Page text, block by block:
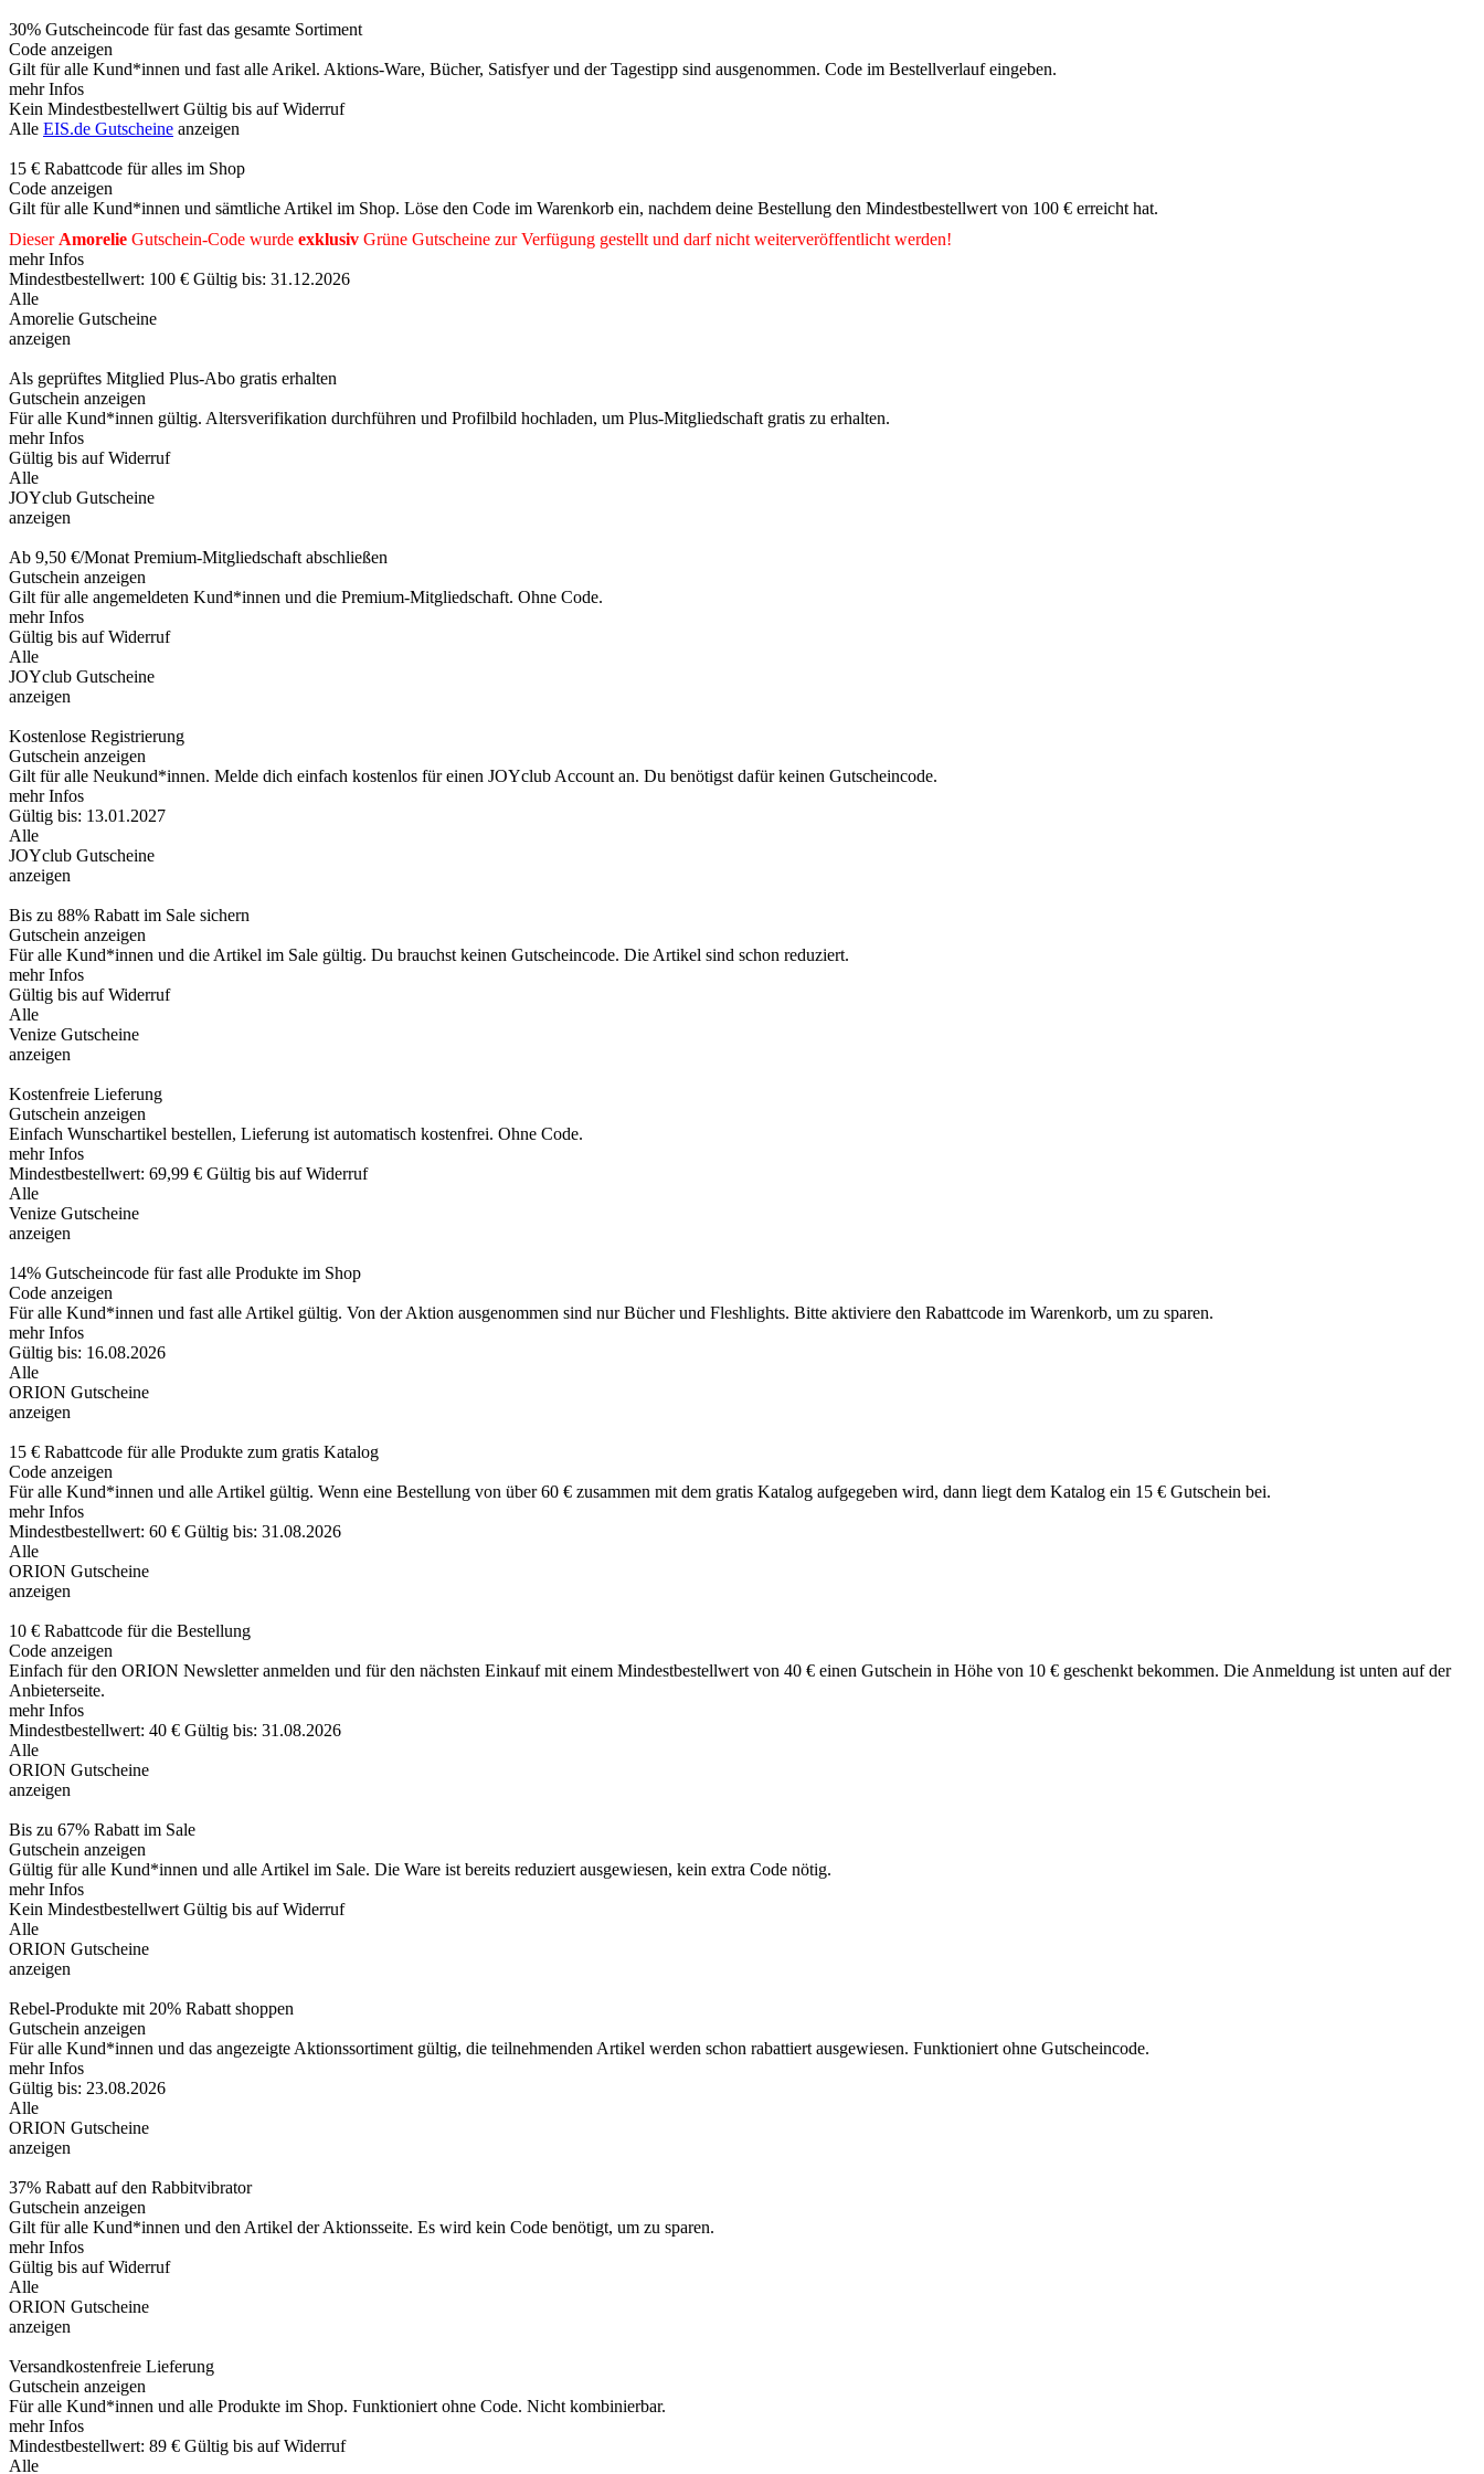
30% Gutscheincode für fast das gesamte Sortiment
Code anzeigen
Gilt für alle Kund*innen und fast alle Arikel. Aktions-Ware, Bücher, Satisfyer und der Tagestipp sind ausgenommen. Code im Bestellverlauf eingeben.
mehr Infos
Kein Mindestbestellwert Gültig bis auf Widerruf
Alle EIS.de Gutscheine anzeigen
15 € Rabattcode für alles im Shop
Code anzeigen
Gilt für alle Kund*innen und sämtliche Artikel im Shop. Löse den Code im Warenkorb ein, nachdem deine Bestellung den Mindestbestellwert von 100 € erreicht hat.
Dieser Amorelie Gutschein-Code wurde exklusiv Grüne Gutscheine zur Verfügung gestellt und darf nicht weiterveröffentlicht werden!
mehr Infos
Mindestbestellwert: 100 € Gültig bis: 31.12.2026
Alle
Amorelie Gutscheine
anzeigen
Als geprüftes Mitglied Plus-Abo gratis erhalten
Gutschein anzeigen
Für alle Kund*innen gültig. Altersverifikation durchführen und Profilbild hochladen, um Plus-Mitgliedschaft gratis zu erhalten.
mehr Infos
Gültig bis auf Widerruf
Alle
JOYclub Gutscheine
anzeigen
Ab 9,50 €/Monat Premium-Mitgliedschaft abschließen
Gutschein anzeigen
Gilt für alle angemeldeten Kund*innen und die Premium-Mitgliedschaft. Ohne Code.
mehr Infos
Gültig bis auf Widerruf
Alle
JOYclub Gutscheine
anzeigen
Kostenlose Registrierung
Gutschein anzeigen
Gilt für alle Neukund*innen. Melde dich einfach kostenlos für einen JOYclub Account an. Du benötigst dafür keinen Gutscheincode.
mehr Infos
Gültig bis: 13.01.2027
Alle
JOYclub Gutscheine
anzeigen
Bis zu 88% Rabatt im Sale sichern
Gutschein anzeigen
Für alle Kund*innen und die Artikel im Sale gültig. Du brauchst keinen Gutscheincode. Die Artikel sind schon reduziert.
mehr Infos
Gültig bis auf Widerruf
Alle
Venize Gutscheine
anzeigen
Kostenfreie Lieferung
Gutschein anzeigen
Einfach Wunschartikel bestellen, Lieferung ist automatisch kostenfrei. Ohne Code.
mehr Infos
Mindestbestellwert: 69,99 € Gültig bis auf Widerruf
Alle
Venize Gutscheine
anzeigen
14% Gutscheincode für fast alle Produkte im Shop
Code anzeigen
Für alle Kund*innen und fast alle Artikel gültig. Von der Aktion ausgenommen sind nur Bücher und Fleshlights. Bitte aktiviere den Rabattcode im Warenkorb, um zu sparen.
mehr Infos
Gültig bis: 16.08.2026
Alle
ORION Gutscheine
anzeigen
15 € Rabattcode für alle Produkte zum gratis Katalog
Code anzeigen
Für alle Kund*innen und alle Artikel gültig. Wenn eine Bestellung von über 60 € zusammen mit dem gratis Katalog aufgegeben wird, dann liegt dem Katalog ein 15 € Gutschein bei.
mehr Infos
Mindestbestellwert: 60 € Gültig bis: 31.08.2026
Alle
ORION Gutscheine
anzeigen
10 € Rabattcode für die Bestellung
Code anzeigen
Einfach für den ORION Newsletter anmelden und für den nächsten Einkauf mit einem Mindestbestellwert von 40 € einen Gutschein in Höhe von 10 € geschenkt bekommen. Die Anmeldung ist unten auf der
Anbieterseite.
mehr Infos
Mindestbestellwert: 40 € Gültig bis: 31.08.2026
Alle
ORION Gutscheine
anzeigen
Bis zu 67% Rabatt im Sale
Gutschein anzeigen
Gültig für alle Kund*innen und alle Artikel im Sale. Die Ware ist bereits reduziert ausgewiesen, kein extra Code nötig.
mehr Infos
Kein Mindestbestellwert Gültig bis auf Widerruf
Alle
ORION Gutscheine
anzeigen
Rebel-Produkte mit 20% Rabatt shoppen
Gutschein anzeigen
Für alle Kund*innen und das angezeigte Aktionssortiment gültig, die teilnehmenden Artikel werden schon rabattiert ausgewiesen. Funktioniert ohne Gutscheincode.
mehr Infos
Gültig bis: 23.08.2026
Alle
ORION Gutscheine
anzeigen
37% Rabatt auf den Rabbitvibrator
Gutschein anzeigen
Gilt für alle Kund*innen und den Artikel der Aktionsseite. Es wird kein Code benötigt, um zu sparen.
mehr Infos
Gültig bis auf Widerruf
Alle
ORION Gutscheine
anzeigen
Versandkostenfreie Lieferung
Gutschein anzeigen
Für alle Kund*innen und alle Produkte im Shop. Funktioniert ohne Code. Nicht kombinierbar.
mehr Infos
Mindestbestellwert: 89 € Gültig bis auf Widerruf
Alle